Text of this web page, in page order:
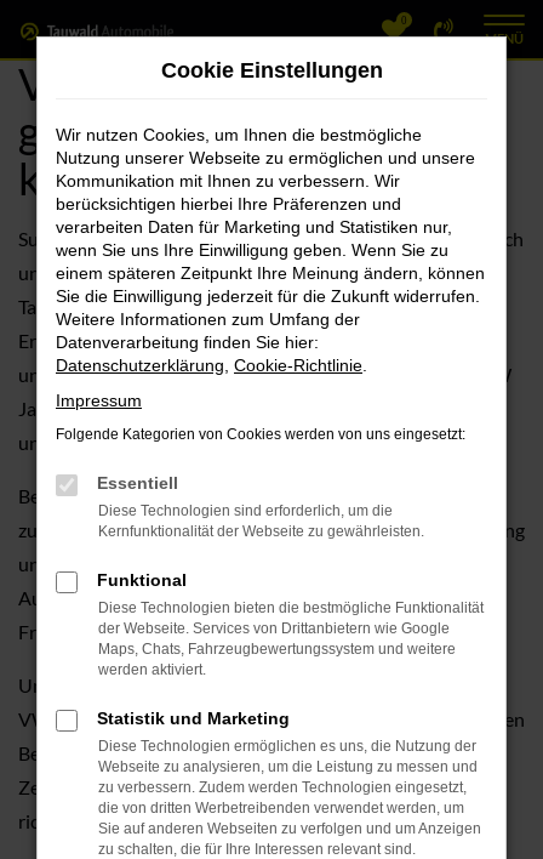
Zum
Hauptinhalt
springen
0
MENÜ
VW Tiguan Jahreswagen
günstig mit Garantie
kaufen oder finanzieren
Suchen Sie nach einem neuen Fahrzeug? Dann sollten Sie sich
unbedingt die Auswahl an VW Jahreswagen bei Autohaus
Tauwald GmbH genauer anschauen. Mit über 100 Jahren
Erfahrung im Automobilsektor stehen wir für Kompetenz
und erstklassigen Service. Entdecken Sie die Vielfalt der VW
Jahreswagen in unserem Sortiment und lassen Sie sich von
unserer umfassenden Beratung überzeugen.
Bei uns erhalten Sie nicht nur Ihr Traumauto, sondern auch
zusätzliche Services speziell für VW-Fahrzeuge. Von Wartung
und Inspektionen bis hin zu individuellen
Ausstattungsoptionen – wir sorgen dafür, dass Sie lange
Freude an Ihrem VW Jahreswagen haben.
Unser Sortiment umfasst eine große Auswahl an aktuellen
VW-Modellen als Jahreswagen, die Sie bei einer persönlichen
Beratung vor Ort kennenlernen können. Wir nehmen uns
Zeit für Ihre Fragen und Anliegen, damit Sie sicher die
richtige Entscheidung treffen können.
Cookie Einstellungen
Wir nutzen Cookies, um Ihnen die bestmögliche
Nutzung unserer Webseite zu ermöglichen und unsere
Kommunikation mit Ihnen zu verbessern. Wir
berücksichtigen hierbei Ihre Präferenzen und
verarbeiten Daten für Marketing und Statistiken nur,
wenn Sie uns Ihre Einwilligung geben. Wenn Sie zu
einem späteren Zeitpunkt Ihre Meinung ändern, können
Sie die Einwilligung jederzeit für die Zukunft widerrufen.
Weitere Informationen zum Umfang der
Datenverarbeitung finden Sie hier:
Datenschutzerklärung Cookie-Richtlinie
Impressum
Folgende Kategorien von Cookies werden von uns eingesetzt:
Essentiell
Diese Technologien sind erforderlich, um die
Kernfunktionalität der Webseite zu gewährleisten.
Funktional
Diese Technologien bieten die bestmögliche Funktionalität
der Webseite. Services von Drittanbietern wie Google
Maps, Chats, Fahrzeugbewertungssystem und weitere
werden aktiviert.
Statistik und Marketing
Diese Technologien ermöglichen es uns, die Nutzung der
Webseite zu analysieren, um die Leistung zu messen und
zu verbessern. Zudem werden Technologien eingesetzt,
die von dritten Werbetreibenden verwendet werden, um
Sie auf anderen Webseiten zu verfolgen und um Anzeigen
zu schalten, die für Ihre Interessen relevant sind.